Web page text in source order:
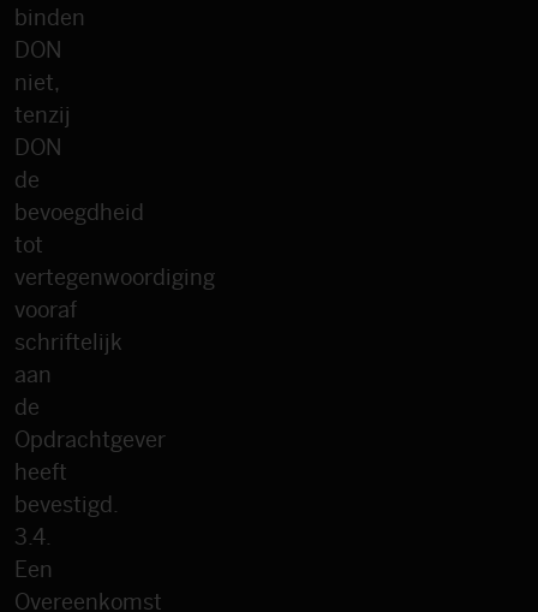
binden
DON
niet,
tenzij
DON
de
bevoegdheid
tot
vertegenwoordiging
vooraf
schriftelijk
aan
de
Opdrachtgever
heeft
bevestigd.
3.4.
Een
Overeenkomst